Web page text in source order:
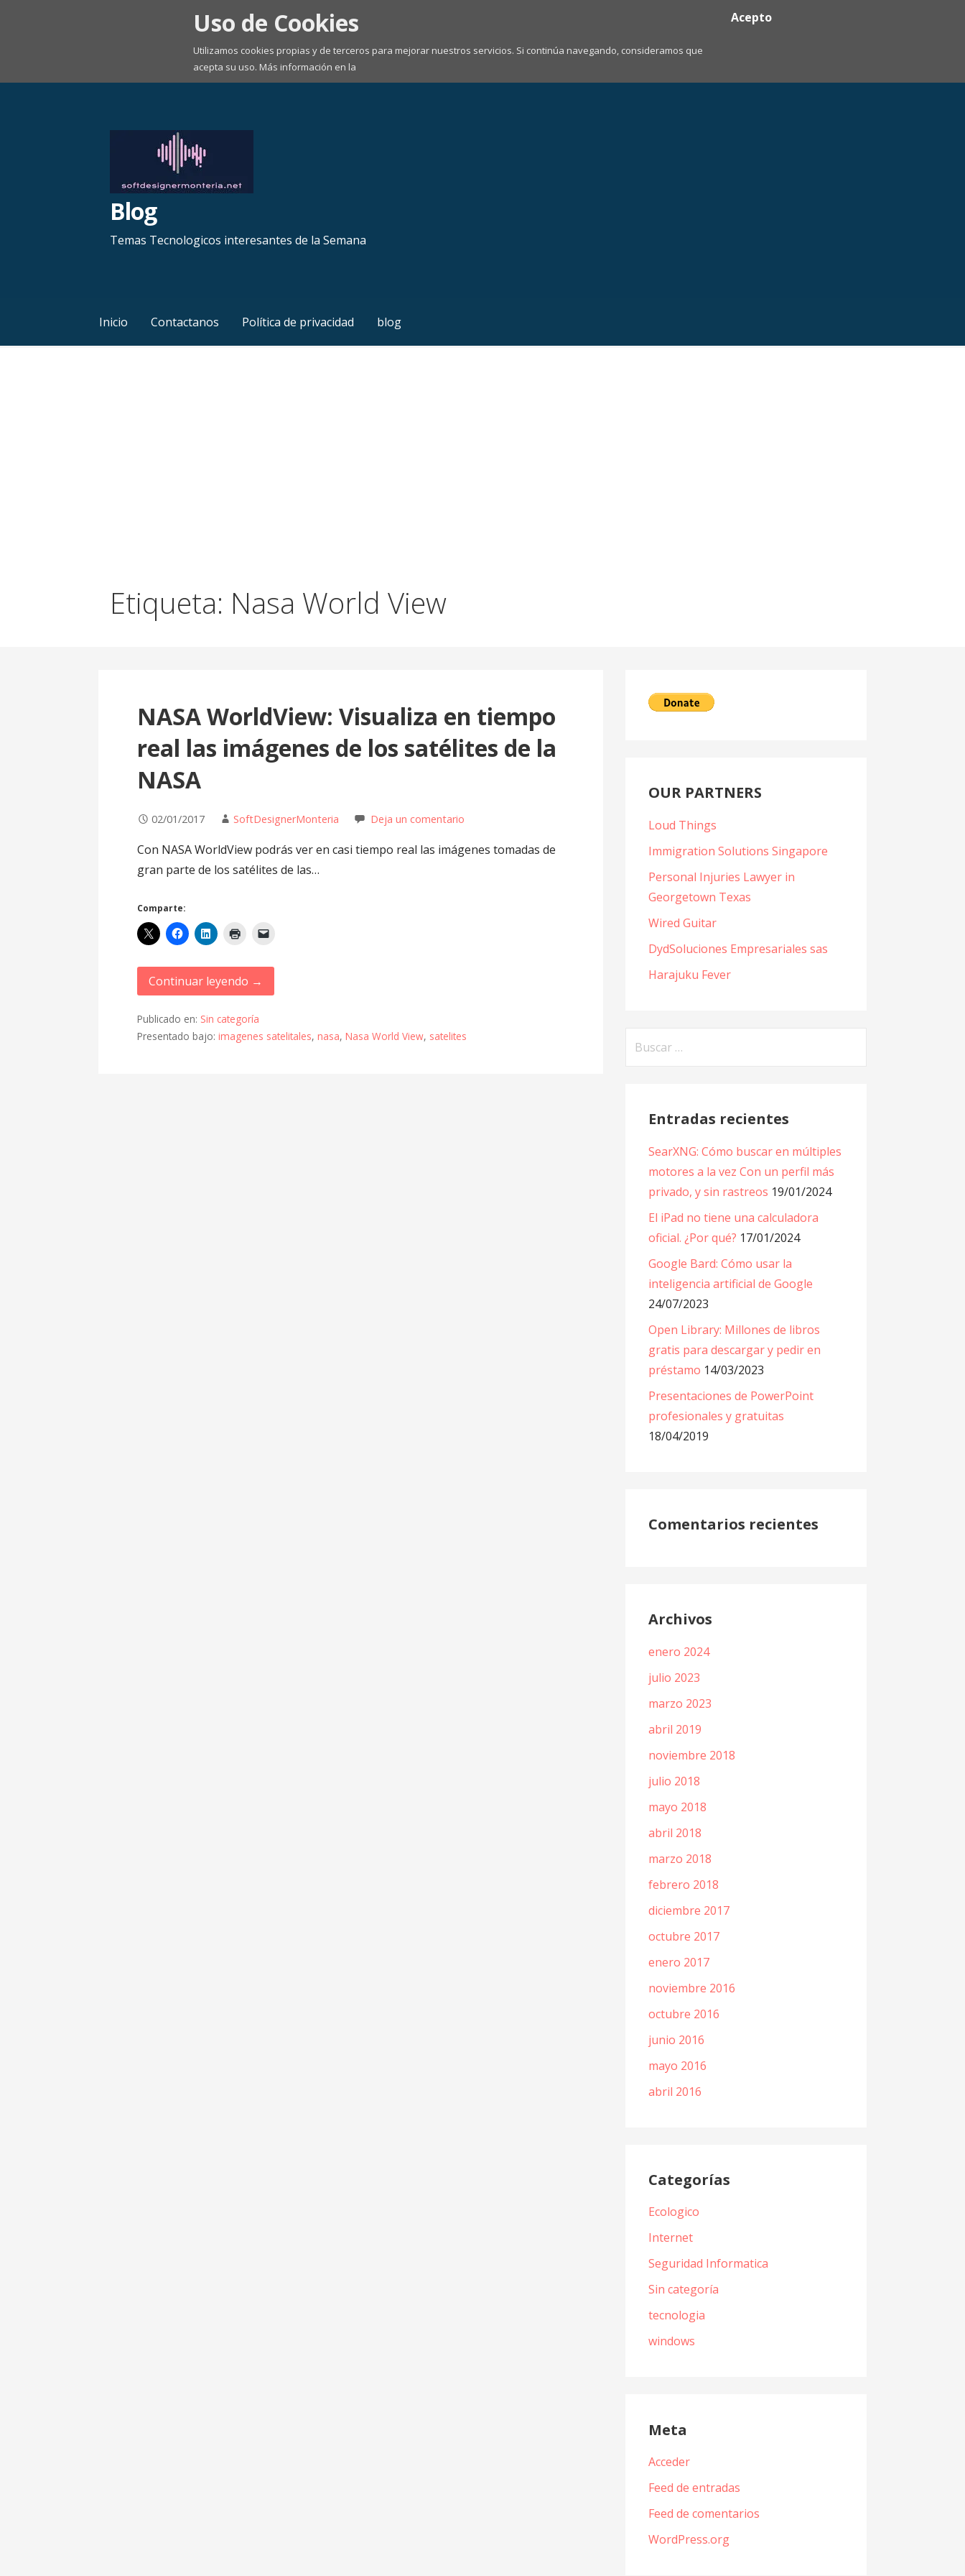
Uso de Cookies
Utilizamos cookies propias y de terceros para mejorar nuestros servicios. Si continúa navegando, consideramos que
acepta su uso. Más información en la
Acepto
Blog
Temas Tecnologicos interesantes de la Semana
Inicio Contactanos Política de privacidad blog
Etiqueta: Nasa World View
NASA WorldView: Visualiza en tiempo
real las imágenes de los satélites de la
NASA
02/01/2017 SoftDesignerMonteria Deja un comentario
Con NASA WorldView podrás ver en casi tiempo real las imágenes tomadas de
gran parte de los satélites de las…
Comparte:
Continuar leyendo →
Publicado en: Sin categoría
Presentado bajo:imagenes satelitales,nasa,Nasa World View, satelites
OUR PARTNERS
Loud Things
Immigration Solutions Singapore
Personal Injuries Lawyer in
Georgetown Texas
Wired Guitar
DydSoluciones Empresariales sas
Harajuku Fever
Entradas recientes
SearXNG: Cómo buscar en múltiples
motores a la vez Con un perfil más
privado, y sin rastreos 19/01/2024
El iPad no tiene una calculadora
oficial. ¿Por qué? 17/01/2024
Google Bard: Cómo usar la
inteligencia artificial de Google
24/07/2023
Open Library: Millones de libros
gratis para descargar y pedir en
préstamo 14/03/2023
Presentaciones de PowerPoint
profesionales y gratuitas
18/04/2019
Comentarios recientes
Archivos
enero 2024
julio 2023
marzo 2023
abril 2019
noviembre 2018
julio 2018
mayo 2018
abril 2018
marzo 2018
febrero 2018
diciembre 2017
octubre 2017
enero 2017
noviembre 2016
octubre 2016
junio 2016
mayo 2016
abril 2016
Categorías
Ecologico
Internet
Seguridad Informatica
Sin categoría
tecnologia
windows
Meta
Acceder
Feed de entradas
Feed de comentarios
WordPress.org